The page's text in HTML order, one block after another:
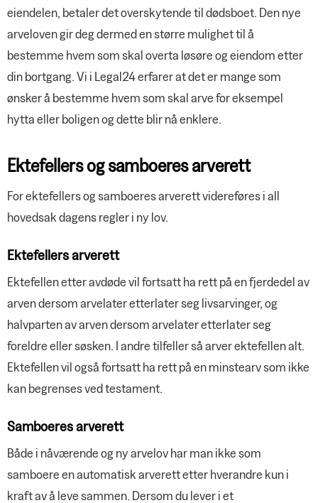
eiendelen, betaler det overskytende til dødsboet. Den nye
arveloven gir deg dermed en større mulighet til å
bestemme hvem som skal overta løsøre og eiendom etter
din bortgang. Vi i Legal24 erfarer at det er mange som
ønsker å bestemme hvem som skal arve for eksempel
hytta eller boligen og dette blir nå enklere.
Ektefellers og samboeres arverett
For ektefellers og samboeres arverett videreføres i all
hovedsak dagens regler i ny lov.
Ektefellers arverett
Ektefellen etter avdøde vil fortsatt ha rett på en fjerdedel av
arven dersom arvelater etterlater seg livsarvinger, og
halvparten av arven dersom arvelater etterlater seg
foreldre eller søsken. I andre tilfeller så arver ektefellen alt.
Ektefellen vil også fortsatt ha rett på en minstearv som ikke
kan begrenses ved testament.
Samboeres arverett
Både i nåværende og ny arvelov har man ikke som
samboere en automatisk arverett etter hverandre kun i
kraft av å leve sammen. Dersom du lever i et